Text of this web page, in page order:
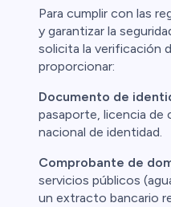
Para cumplir con las
y garantizar la
solicita la verificación
proporcionar:
Documento de
pasaporte, licencia
nacional de identidad.
Comprobante de
servicios públicos
un extracto bancario